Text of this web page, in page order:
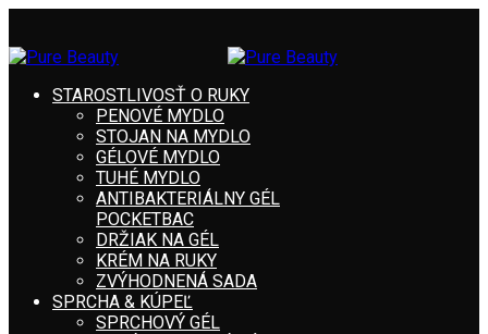
STAROSTLIVOSŤ O RUKY
PENOVÉ MYDLO
STOJAN NA MYDLO
GÉLOVÉ MYDLO
TUHÉ MYDLO
ANTIBAKTERIÁLNY GÉL
POCKETBAC
DRŽIAK NA GÉL
KRÉM NA RUKY
ZVÝHODNENÁ SADA
SPRCHA & KÚPEĽ
SPRCHOVÝ GÉL